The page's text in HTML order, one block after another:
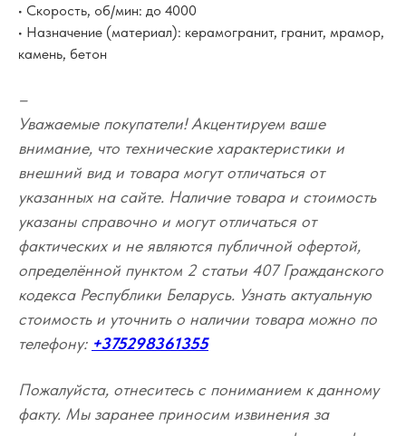
• Скорость, об/мин: до 4000
• Назначение (материал): керамогранит, гранит, мрамор,
камень, бетон
–
Уважаемые покупатели! Акцентируем ваше
внимание, что технические характеристики и
внешний вид и товара могут отличаться от
указанных на сайте. Наличие товара и стоимость
указаны справочно и могут отличаться от
фактических и не являются публичной офертой,
определённой пунктом 2 статьи 407 Гражданского
кодекса Республики Беларусь. Узнать актуальную
стоимость и уточнить о наличии товара можно по
телефону: +375298361355
Пожалуйста, отнеситесь с пониманием к данному
факту. Мы заранее приносим извинения за